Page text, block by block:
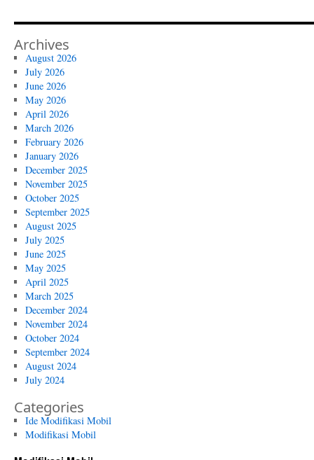
Archives
August 2026
July 2026
June 2026
May 2026
April 2026
March 2026
February 2026
January 2026
December 2025
November 2025
October 2025
September 2025
August 2025
July 2025
June 2025
May 2025
April 2025
March 2025
December 2024
November 2024
October 2024
September 2024
August 2024
July 2024
Categories
Ide Modifikasi Mobil
Modifikasi Mobil